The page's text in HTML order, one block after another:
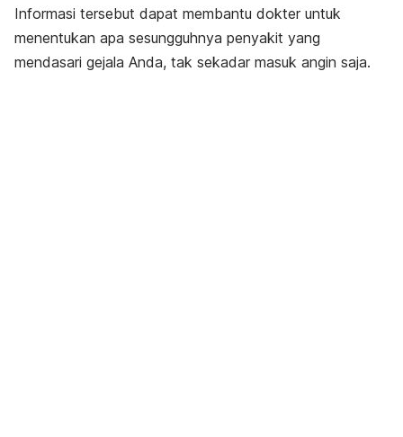
Informasi tersebut dapat membantu dokter untuk
menentukan apa sesungguhnya penyakit yang
mendasari gejala Anda, tak sekadar masuk angin saja.